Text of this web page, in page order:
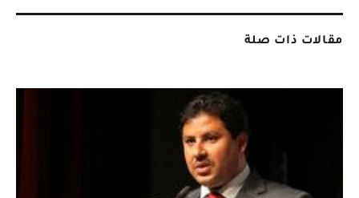
مقالات ذات صلة